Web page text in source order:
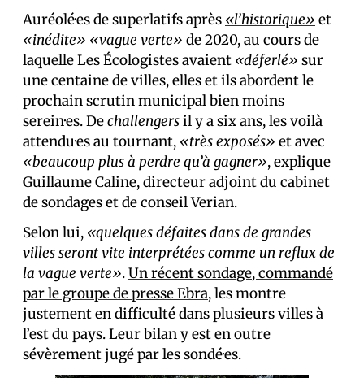
Auréolé·es de superlatifs après «l’historique» et
«inédite» «vague verte» de 2020, au cours de
laquelle Les Écologistes avaient «déferlé» sur
une centaine de villes, elles et ils abordent le
prochain scrutin municipal bien moins
serein·es. Dechallengersil y a six ans, les voilà
attendu·es au tournant, «très exposés» et avec
«beaucoup plus à perdre qu’à gagner», explique
Guillaume Caline, directeur adjoint du cabinet
de sondages et de conseil Verian.
Selon lui, «quelques défaites dans de grandes
villes seront vite interprétées comme un reflux de
la vague verte».Un récent sondage, commandé
par le groupe de presse Ebra, les montre
justement en difficulté dans plusieurs villes à
l’est du pays. Leur bilan y est en outre
sévèrement jugé par les sondé·es.